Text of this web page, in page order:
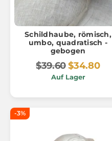
Schildhaube, römisch,
umbo, quadratisch -
gebogen
$39.60$34.80
Auf Lager
-3%